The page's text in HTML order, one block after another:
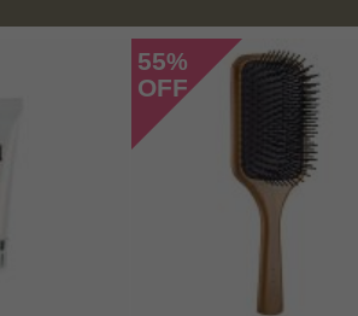
投稿日：2024年09月
angelKAY 様
／60代以
スク 105 ＜ビッグサイズ
55%
OFF